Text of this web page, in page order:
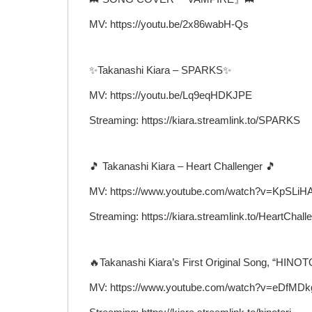
MV: https://youtu.be/2x86wabH-Qs
✨Takanashi Kiara – SPARKS✨
MV: https://youtu.be/Lq9eqHDKJPE
Streaming: https://kiara.streamlink.to/SPARKS
🎵 Takanashi Kiara – Heart Challenger 🎵
MV: https://www.youtube.com/
Streaming: https://kiara.streamlink.to/
🔥Takanashi Kiara’s First Original Song,
MV: https://www.youtube.com/